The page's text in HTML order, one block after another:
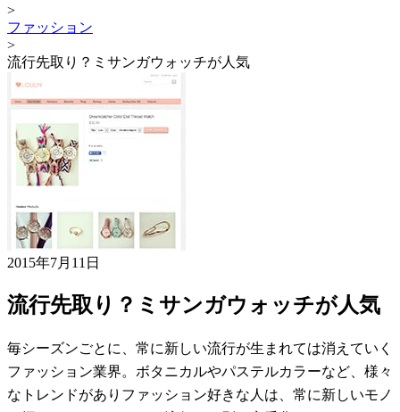
>
ファッション
>
流行先取り？ミサンガウォッチが人気
2015年7月11日
流行先取り？ミサンガウォッチが人気
毎シーズンごとに、常に新しい流行が生まれては消えていく
ファッション業界。ボタニカルやパステルカラーなど、様々
なトレンドがありファッション好きな人は、常に新しいモノ